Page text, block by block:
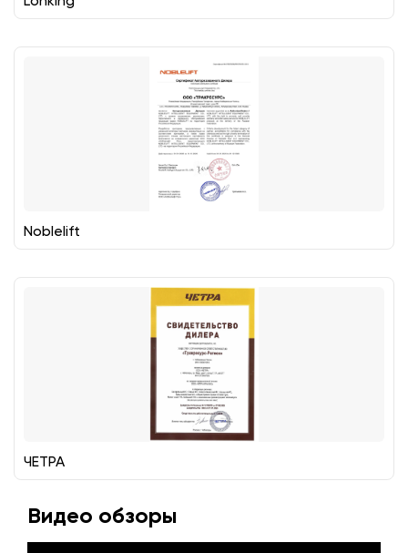
Noblelift
ЧЕТРА
Видео обзоры